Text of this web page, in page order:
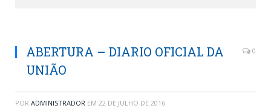
ABERTURA – DIARIO OFICIAL DA
UNIÃO
0
POR ADMINISTRADOR EM 22 DE JULHO DE 2016